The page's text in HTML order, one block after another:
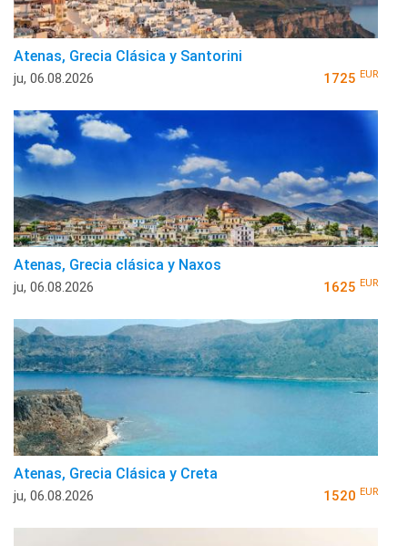
Atenas, Grecia Clásica y Santorini
ju, 06.08.2026 1725 EUR
Atenas, Grecia clásica y Naxos
ju, 06.08.2026 1625 EUR
Atenas, Grecia Clásica y Creta
ju, 06.08.2026 1520 EUR